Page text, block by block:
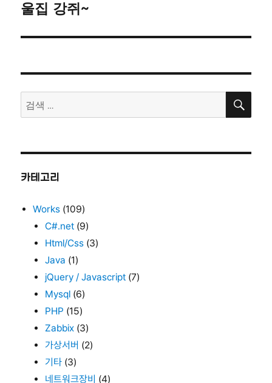
다
글:
울집 강쥐~
검
색:
검
카테고리
Works (109)
C#.net (9)
Html/Css (3)
Java (1)
jQuery / Javascript (7)
Mysql (6)
PHP (15)
Zabbix (3)
가상서버 (2)
기타 (3)
네트워크장비 (4)